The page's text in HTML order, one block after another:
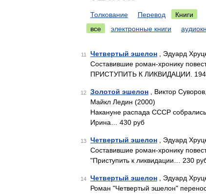
Толкование Перевод
Книги
все
электронные книги
11 Четвертый эшелон , Эдуард
Составившие роман-хронику
ПРИСТУПИТЬ К ЛИКВИДАЦИИ.
12 Золотой эшелон , Виктор
Майкл Ледин (2000)
Накануне распада СССР
Ирина… 430 руб
13 Четвертый эшелон , Эдуард
Составившие роман-хронику
"Приступить к ликвидации… 230
14 Четвертый эшелон , Эдуард
Роман "Четвертый эшелон"